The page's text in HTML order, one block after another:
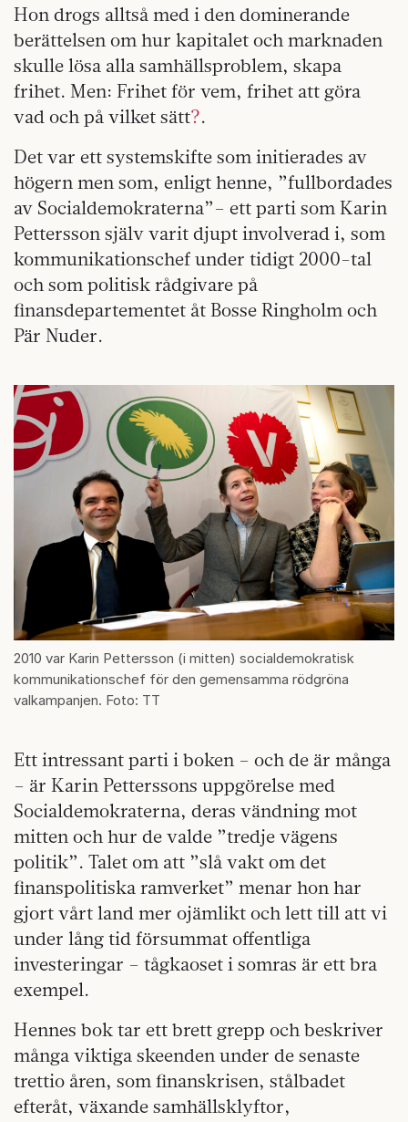
Hon drogs alltså med i den dominerande
berättelsen om hur kapitalet och marknaden
skulle lösa alla samhällsproblem, skapa
frihet. Men: Frihet för vem, frihet att göra
vad och på vilket sätt?.
Det var ett systemskifte som initierades av
högern men som, enligt henne, ”fullbordades
av Socialdemokraterna”– ett parti som Karin
Pettersson själv varit djupt involverad i, som
kommunikationschef under tidigt 2000-tal
och som politisk rådgivare på
finansdepartementet åt Bosse Ringholm och
Pär Nuder.
2010 var Karin Pettersson (i mitten) socialdemokratisk
kommunikationschef för den gemensamma rödgröna
valkampanjen. Foto: TT
Ett intressant parti i boken – och de är många
– är Karin Petterssons uppgörelse med
Socialdemokraterna, deras vändning mot
mitten och hur de valde ”tredje vägens
politik”. Talet om att ”slå vakt om det
finanspolitiska ramverket” menar hon har
gjort vårt land mer ojämlikt och lett till att vi
under lång tid försummat offentliga
investeringar – tågkaoset i somras är ett bra
exempel.
Hennes bok tar ett brett grepp och beskriver
många viktiga skeenden under de senaste
trettio åren, som finanskrisen, stålbadet
efteråt, växande samhällsklyftor,